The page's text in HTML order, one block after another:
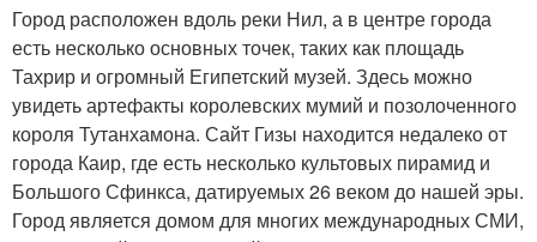
Город расположен вдоль реки Нил, а в центре города
есть несколько основных точек, таких как площадь
Тахрир и огромный Египетский музей. Здесь можно
увидеть артефакты королевских мумий и позолоченного
короля Тутанхамона. Сайт Гизы находится недалеко от
города Каир, где есть несколько культовых пирамид и
Большого Сфинкса, датируемых 26 веком до нашей эры.
Город является домом для многих международных СМИ,